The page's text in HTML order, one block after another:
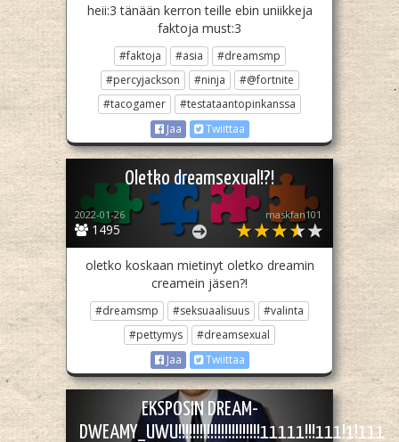
heii:3 tänään kerron teille ebin uniikkeja
faktoja must:3
#faktoja #asia
#dreamsmp
#percyjackson
#ninja
#@fortnite
#tacogamer
#testataantopinkanssa
Jaa
Twiittaa
Oletko dreamsexual!?!
1495
2022-01-26 maskfan101
oletko koskaan mietinyt oletko dreamin
creamein jäsen?!
#dreamsmp #seksuaalisuus
#valinta
#pettymys
#dreamsexual
Jaa
Twiittaa
EKSPOSIN DREAM-
DWEAMY_UWU!!!!!!!!!!!!!!!!!!!!!!!11111!!!111!1!111